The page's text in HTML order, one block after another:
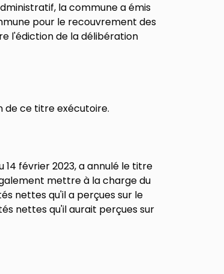
la commune a émis
pour le recouvrement des
l'édiction de la délibération
de ce titre exécutoire.
février 2023, a annulé le titre
mettre à la charge du
nettes qu'il a perçues sur le
nettes qu'il aurait perçues sur